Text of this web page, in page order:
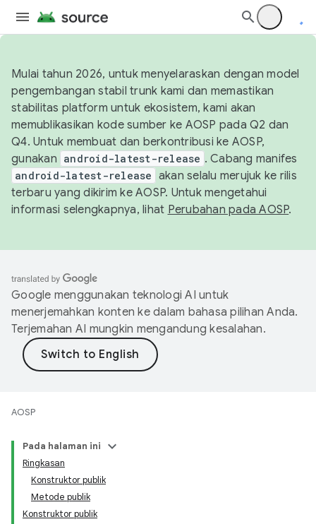
Mulai tahun 2026, untuk menyelaraskan dengan model
pengembangan stabil trunk kami dan memastikan
stabilitas platform untuk ekosistem, kami akan
memublikasikan kode sumber ke AOSP pada Q2 dan
Q4. Untuk membuat dan berkontribusi ke AOSP,
gunakan android-latest-release . Cabang manifes
android-latest-release akan selalu merujuk ke rilis
terbaru yang dikirim ke AOSP. Untuk mengetahui
informasi selengkapnya, lihat Perubahan pada AOSP.
Google menggunakan teknologi AI untuk
menerjemahkan konten ke dalam bahasa pilihan Anda.
Terjemahan AI mungkin mengandung kesalahan.
AOSP
Pada halaman ini
Ringkasan
Konstruktor publik
Metode publik
Konstruktor publik